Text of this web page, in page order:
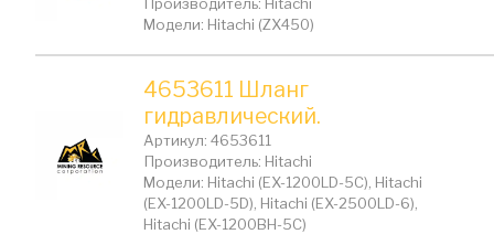
Производитель: Hitachi
Модели: Hitachi (ZX450)
4653611 Шланг
гидравлический.
Артикул: 4653611
Производитель: Hitachi
Модели: Hitachi (EX-1200LD-5C), Hitachi
(EX-1200LD-5D), Hitachi (EX-2500LD-6),
Hitachi (EX-1200BH-5C)